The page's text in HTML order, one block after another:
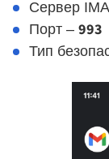
Сервер
Порт – 993
Тип